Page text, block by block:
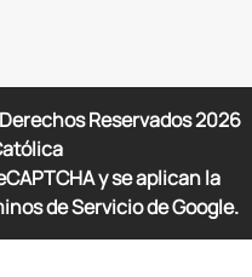
Reservados2026
y se aplican la
de Servicio de Google.